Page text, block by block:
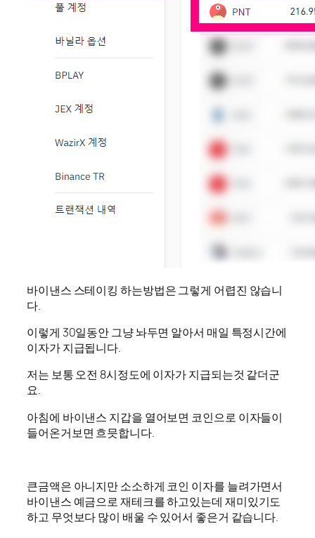
바이낸스 스테이킹 하는방법은 그렇게 어렵진 않습니
다.
이렇게 30일동안 그냥 놔두면 알아서 매일 특정시간에
이자가 지급됩니다.
저는 보통 오전 8시정도에 이자가 지급되는것 같더군
요.
아침에 바이낸스 지갑을 열어보면 코인으로 이자들이
들어온거보면 흐믓합니다.
큰금액은 아니지만 소소하게 코인 이자를 늘려가면서
바이낸스 예금으로 재테크를 하고있는데 재미있기도
하고 무엇보다 많이 배울 수 있어서 좋은거 같습니다.